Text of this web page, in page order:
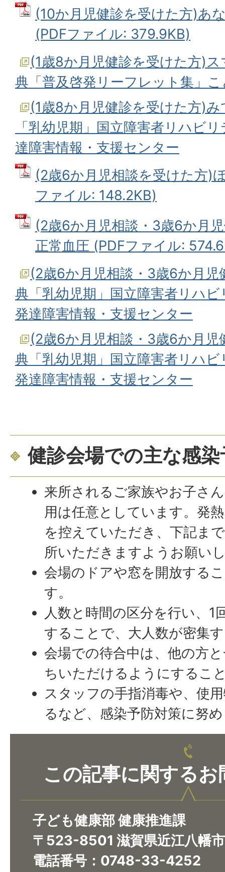
(10か月児健診を受けた方)あ
(PDFファイル: 379.9KB)
(1歳8か月児健診を受けた方)
典「普及啓発リーフレット集」
(1歳8か月児健診を受けた方)
「乳幼児期」国立障害者リハビ
達障害情報・支援センター
(2歳6か月児相談を受けた方)
ファイル: 148.2KB)
(2歳6か月児相談・3歳6か月
正常血圧 (PDFファイル:
(2歳6か月児相談・3歳6か月
典「乳幼児期」国立障害者リハ
発達障害情報・支援センター
(2歳6か月児相談・3歳6か月
典「乳幼児期」国立障害者リハ
発達障害情報・支援センター
健診会場での主な感
来所されるご家族やお子さ
用は任意としています。発
を控えていただき、下記ま
所いただきますようお願い
会場のドアや窓を開放する
す。
人数と時間の区分を行い、1
することで、大人数が密集
会場での待合中は、他の方
ちいただけるようにするこ
スタッフの手指消毒や、使
るなど、感染予防対策に努
この記事に関するお
子ども健康部 健康推進課
〒523-8501 滋賀県近江八幡
電話番号：0748-33-4252